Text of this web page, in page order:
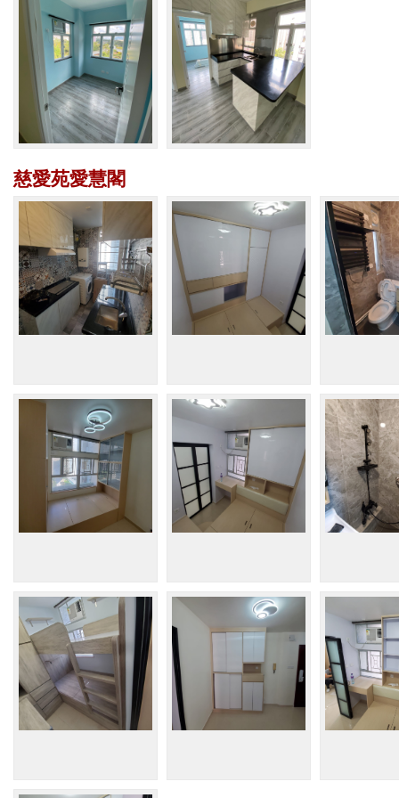
慈愛苑愛慧閣